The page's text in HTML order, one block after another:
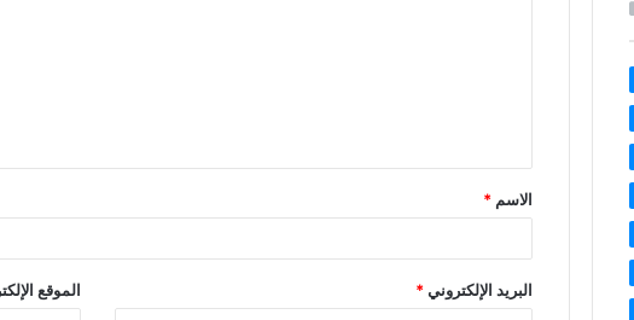
الاسم *
البريد الإلكتروني* الموقع